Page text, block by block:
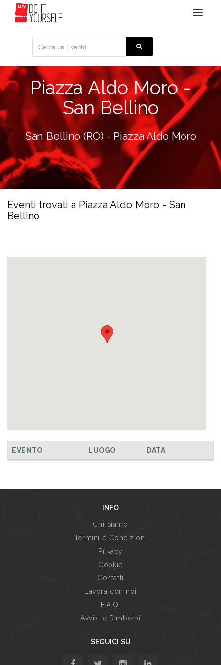
Toggle
Piazza Aldo Moro -
San Bellino
San Bellino (RO) - Piazza Aldo Moro
Eventi trovati a Piazza Aldo Moro - San
Bellino
EVENTO LUOGO DATA
INFO
Chi Siamo
Termini e Condizioni
Privacy
Cookie
Contatti
Lavora con noi
F.A.Q.
Avvisi e Rimborsi
SEGUICI SU